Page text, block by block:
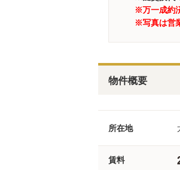
※万一成約
※写真は営
物件概要
所在地
賃料